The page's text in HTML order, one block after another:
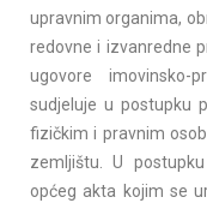
upravnim organima,
redovne i izvanredne
ugovore imovinsko-
sudjeluje u postupku
fizičkim i pravnim
zemljištu. U
općeg akta kojim se